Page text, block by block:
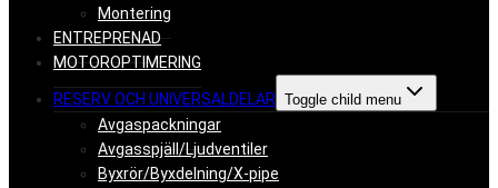
Montering
ENTREPRENAD
MOTOROPTIMERING
RESERV OCH UNIVERSALDELAR Toggle child menu
Avgaspackningar
Avgasspjäll/Ljudventiler
Byxrör/Byxdelning/X-pipe